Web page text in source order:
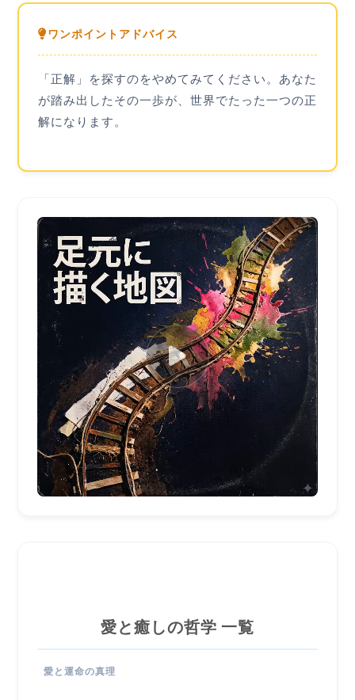
ワンポイントアドバイス
「正解」を探すのをやめてみてください。あなた
が踏み出したその一歩が、世界でたった一つの正
解になります。
愛と癒しの哲学 一覧
愛と運命の真理